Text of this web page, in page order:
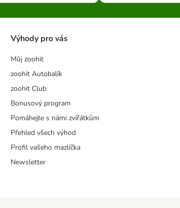
Výhody pro vás
Můj zoohit
zoohit Autobalík
zoohit Club
Bonusový program
Pomáhejte s námi zvířátkům
Přehled všech výhod
Profil vašeho mazlíčka
Newsletter